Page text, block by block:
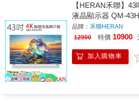
【HERAN禾聯】
液晶顯示器 QM-
品牌： 禾聯HERAN
12900
特價 10900
加入購物車